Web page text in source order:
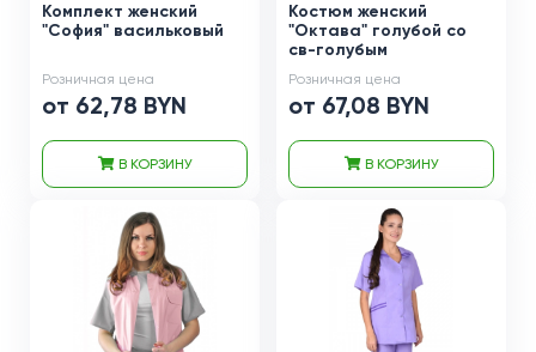
Комплект женский
"София" васильковый
Розничная цена
от 62,78 BYN
В КОРЗИНУ
Костюм женский
"Октава" голубой со
св-голубым
Розничная цена
от 67,08 BYN
В КОРЗИНУ